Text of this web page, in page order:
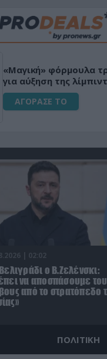
«Μαγική» φόρμουλα
για αύξηση της
ΑΓΟΡΑΣΕ ΤΟ
| 02:02
ο Β.Ζελένσκι:
να αποσπάσουμε
από το στρατόπεδο
ΠΟΛΙΤΙΚΗ